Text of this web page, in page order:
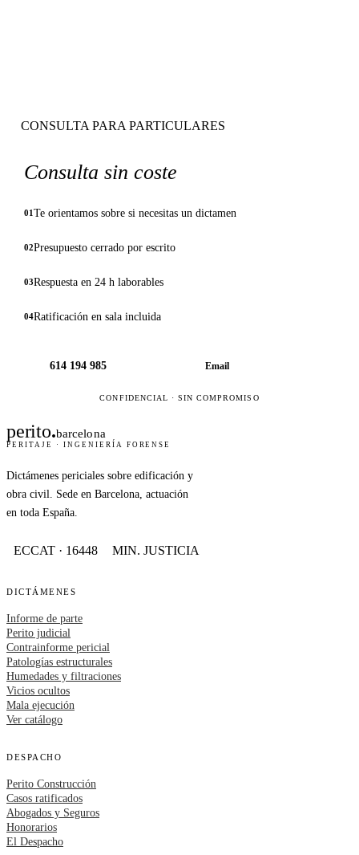
CONSULTA PARA PARTICULARES
Consulta sin coste
01Te orientamos sobre si necesitas un dictamen
02Presupuesto cerrado por escrito
03Respuesta en 24 h laborables
04Ratificación en sala incluida
614 194 985 Email
CONFIDENCIAL · SIN COMPROMISO
perito.barcelona
PERITAJE · INGENIERÍA FORENSE
Dictámenes periciales sobre edificación y
obra civil. Sede en Barcelona, actuación
en toda España.
ECCAT · 16448 MIN. JUSTICIA
DICTÁMENES
Informe de parte
Perito judicial
Contrainforme pericial
Patologías estructurales
Humedades y filtraciones
Vicios ocultos
Mala ejecución
Ver catálogo
DESPACHO
Perito Construcción
Casos ratificados
Abogados y Seguros
Honorarios
El Despacho